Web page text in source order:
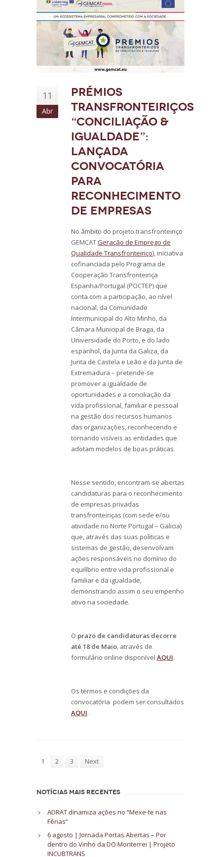
11
Abr
Prémios
transfronteiriços
“Conciliação &
Igualdade”:
Lançada
convocatória
para
reconhecimento
de empresas
No âmbito do projeto transfronteiriço
GEMCATGeração de Emprego de
Qualidade Transfronteiriço), iniciativa
cofinanciada pelo Programa de
Cooperação Transfronteiriça
Espanha/Portugal (POCTEP) que
conta com a participação, ao nível
nacional, da Comunidade
Intermunicipal do Alto Minho, da
Câmara Municipal de Braga, da
Universidade do Porto, e do lado
espanhol, da Junta da Galiza, da
Junta de Castela e Leão e da Junta de
Extremadura – pretende-se
promover a igualdade de
oportunidades e a conciliação da
vida profissional, familiar e pessoal
na gestão dos recursos humanos
das organizações, reconhecendo e
tornando visíveis as entidades que
adotam modelos de boas práticas.
Nesse sentido, encontram-se abertas
candidaturas para o reconhecimento
de empresas privadas
transfronteiriças (com sede e/ou
atividade no Norte Portugal – Galicia)
que, através das suas políticas e
sistemas de gestão, desenvolvam
ações responsáveis no domínio do
equilíbrio entre vida profissional e
familiar e da igualdade,
demonstrando assim o seu empenho
ativo na sociedade.
O prazo de candidaturas decorre
até 18 de Maio, através de
formulário online disponível AQUI.
Os termos e condições da
convocatória podem ser consultados
AQUI.
1 2 3 Next
NOTÍCIAS MAIS RECENTES
ADRAT dinamiza ações no “Mexe-te nas
Férias”
6 agosto | Jornada Portas Abertas – Por
dentro do Vinho da DO Monterrei | Projeto
INCUBTRANS